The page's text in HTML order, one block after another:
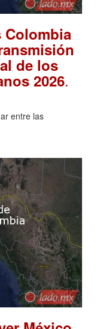
Colombia
de los
2026.
entre las